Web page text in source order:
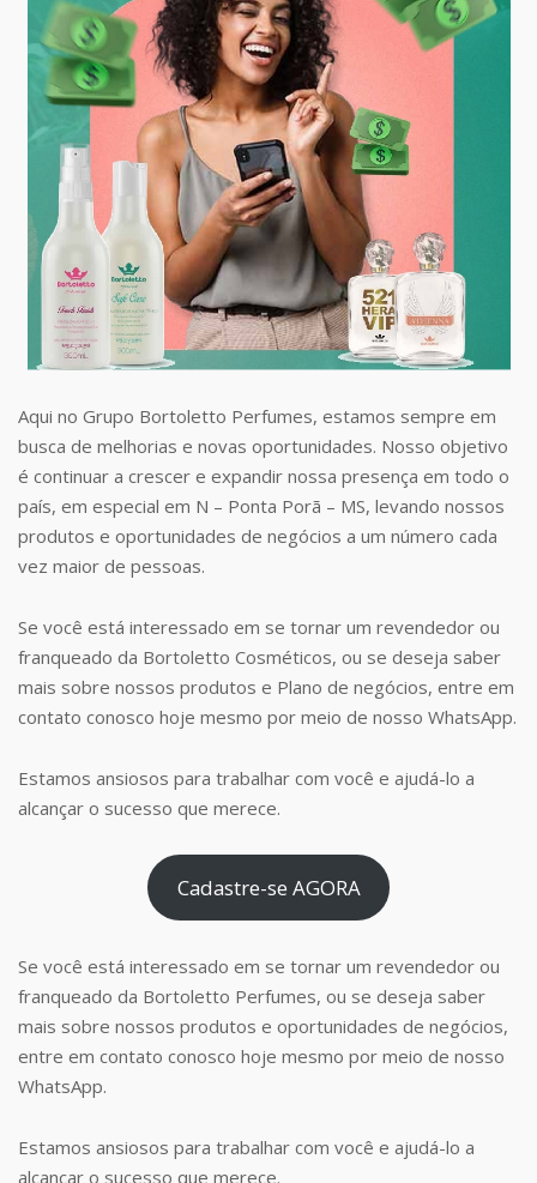
Aqui no Grupo Bortoletto Perfumes, estamos sempre em
busca de melhorias e novas oportunidades. Nosso objetivo
é continuar a crescer e expandir nossa presença em todo o
país, em especial em N – Ponta Porã – MS, levando nossos
produtos e oportunidades de negócios a um número cada
vez maior de pessoas.
Se você está interessado em se tornar um revendedor ou
franqueado da Bortoletto Cosméticos, ou se deseja saber
mais sobre nossos produtos e Plano de negócios, entre em
contato conosco hoje mesmo por meio de nosso WhatsApp.
Estamos ansiosos para trabalhar com você e ajudá-lo a
alcançar o sucesso que merece.
Cadastre-se AGORA
Se você está interessado em se tornar um revendedor ou
franqueado da Bortoletto Perfumes, ou se deseja saber
mais sobre nossos produtos e oportunidades de negócios,
entre em contato conosco hoje mesmo por meio de nosso
WhatsApp.
Estamos ansiosos para trabalhar com você e ajudá-lo a
alcançar o sucesso que merece.